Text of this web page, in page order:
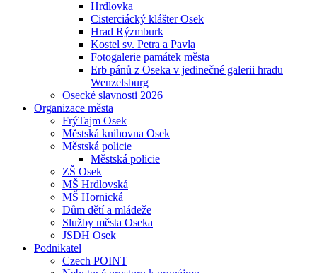
Hrdlovka
Cisterciácký klášter Osek
Hrad Rýzmburk
Kostel sv. Petra a Pavla
Fotogalerie památek města
Erb pánů z Oseka v jedinečné galerii hradu
Wenzelsburg
Osecké slavnosti 2026
Organizace města
FrýTajm Osek
Městská knihovna Osek
Městská policie
Městská policie
ZŠ Osek
MŠ Hrdlovská
MŠ Hornická
Dům dětí a mládeže
Služby města Oseka
JSDH Osek
Podnikatel
Czech POINT